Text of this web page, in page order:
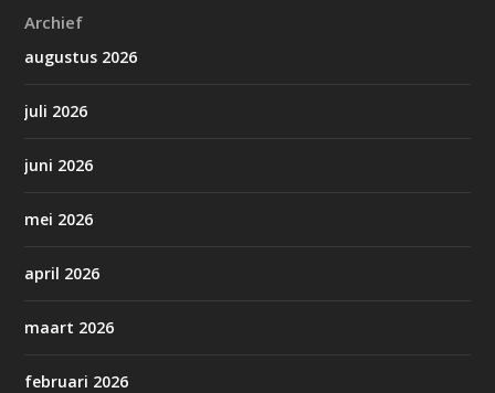
Archief
augustus 2026
juli 2026
juni 2026
mei 2026
april 2026
maart 2026
februari 2026